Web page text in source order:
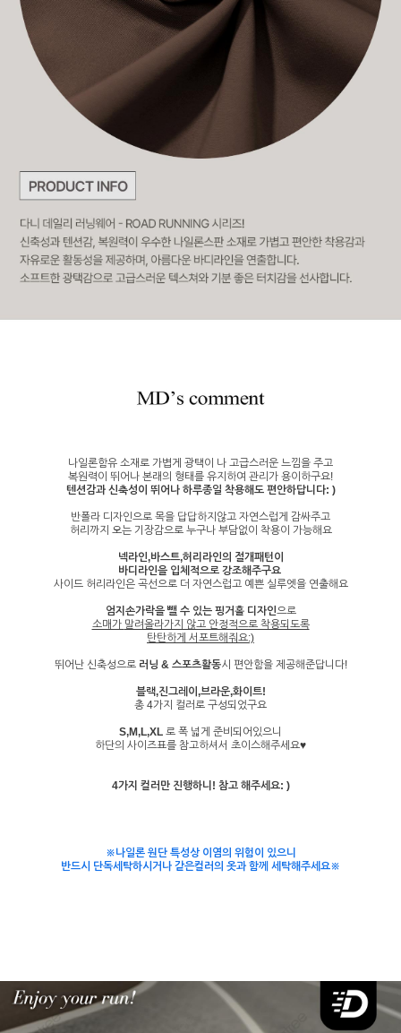
나일론함유 소재로 가볍게 광택이 나 고급스러운 느낌을 주고
복원력이 뛰어나 본래의 형태를 유지하여 관리가 용이하구요!
텐션감과 신축성이 뛰어나 하루종일 착용해도 편안하답니다: )
반폴라 디자인으로 목을 답답하지않고 자연스럽게 감싸주고
허리까지 오는 기장감으로 누구나 부담없이 착용이 가능해요
넥라인,바스트,허리라인의 절개패턴이
바디라인을 입체적으로 강조해주구요
사이드 허리라인은 곡선으로 더 자연스럽고 예쁜 실루엣을 연출해요
엄지손가락을 뺄 수 있는 핑거홀 디자인으로
소매가 말려올라가지 않고 안정적으로 착용되도록
탄탄하게 서포트해줘요:)
뛰어난 신축성으로러닝 & 스포츠활동시 편안함을 제공해준답니다!
블랙,진그레이,브라운,화이트!
총 4가지 컬러로 구성되었구요
S,M,L,XL 로 폭 넓게 준비되어있으니
하단의 사이즈표를 참고하셔서 초이스해주세요♥
4가지 컬러만 진행하니! 참고 해주세요: )
※나일론 원단 특성상 이염의 위험이 있으니
반드시 단독세탁하시거나 같은컬러의 옷과 함께 세탁해주세요※